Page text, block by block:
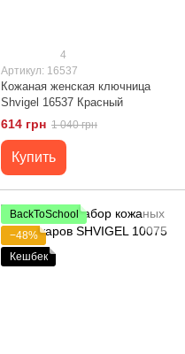
4
Артикул: 16537
Кожаная женская ключница
Shvigel 16537 Красный
614 грн 1 040 грн
Купить
BackToSchool
−48%
Кешбек